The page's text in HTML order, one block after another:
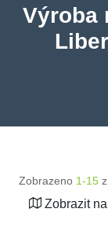
Výroba
Zobrazeno 1-15
Zobrazit